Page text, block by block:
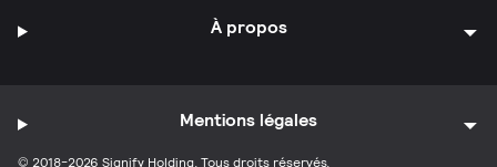
À propos
© 2018-2026 Signify Holding. Tous droits réservés.
Mentions légales